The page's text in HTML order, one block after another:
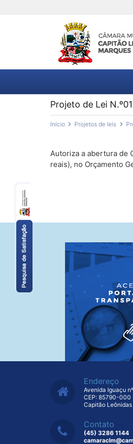
Projeto de Lei
Início Projetos de leis
Autoriza a abertura de
reais), no Orçamento
Endereço
Avenida Iguaçu
CEP: 85790-000
Capitão Leônidas
Contato
(45) 3286 1144